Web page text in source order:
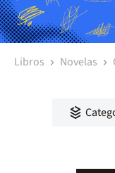
Libros Novelas